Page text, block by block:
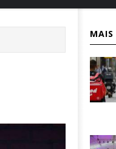
MAIS